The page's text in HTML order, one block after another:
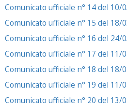
Comunicato ufficiale n° 14 del 10/
Comunicato ufficiale n° 15 del 18/
Comunicato ufficiale n° 16 del 24/
Comunicato ufficiale n° 17 del 11/
Comunicato ufficiale n° 18 del 18/
Comunicato ufficiale n° 19 del 11/
Comunicato ufficiale n° 20 del 13/